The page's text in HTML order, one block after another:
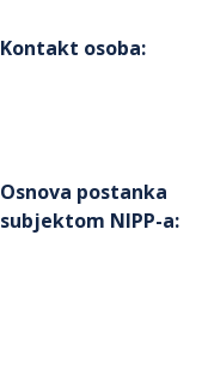
Kontakt osoba:
Osnova postanka
subjektom NIPP-a: